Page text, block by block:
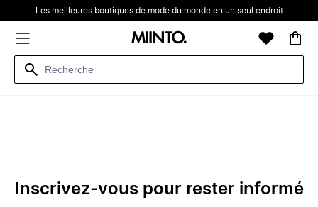
Les meilleures boutiques de mode du monde en un seul endroit
Inscrivez-vous pour rester informé